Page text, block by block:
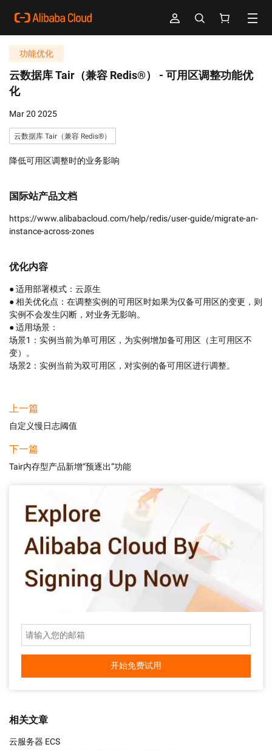
功能优化
云数据库 Tair（兼容 Redis®） - 可用区调整功能优
化
Mar 20 2025
云数据库 Tair（兼容 Redis®）
降低可用区调整时的业务影响
国际站产品文档
https://www.alibabacloud.com/help/redis/user-guide/migrate-an-
instance-across-zones
优化内容
● 适用部署模式：云原生
● 相关优化点：在调整实例的可用区时如果为仅备可用区的变更，则
实例不会发生闪断，对业务无影响。
● 适用场景：
场景1：实例当前为单可用区，为实例增加备可用区（主可用区不
变）。
场景2：实例当前为双可用区，对实例的备可用区进行调整。
上一篇
自定义慢日志阈值
下一篇
Tair内存型产品新增“预逐出”功能
开始免费试用
相关文章
云服务器 ECS